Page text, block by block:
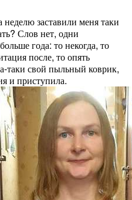
заставили меня таки
Слов нет, одни
года: то некогда, то
после, то опять
таки свой пыльный коврик,
и приступила.